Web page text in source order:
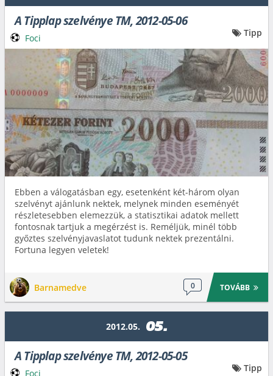
A Tipplap szelvénye TM, 2012-05-06
Ebben a válogatásban egy, esetenként két-három olyan
szelvényt ajánlunk nektek, melynek minden eseményét
részletesebben elemezzük, a statisztikai adatok mellett
fontosnak tartjuk a megérzést is. Reméljük, minél több
győztes szelvényjavaslatot tudunk nektek prezentálni.
Fortuna legyen veletek!
Barnamedve 0 TOVÁBB
Foci Tipp
2012.05. 05.
A Tipplap szelvénye TM, 2012-05-05
Foci Tipp